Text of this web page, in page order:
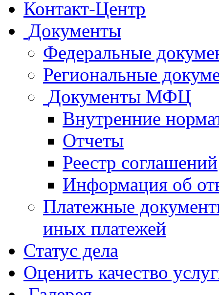
Контакт-Центр
Документы
Федеральные
Региональные
Документы МФЦ
Внутренние
Отчеты
Реестр соглашений
Информация об
Платежные
иных платежей
Статус дела
Оценить качество